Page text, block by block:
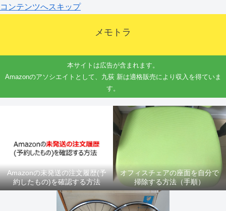
コンテンツへスキップ
メモトラ
本サイトは広告が含まれます。
Amazonのアソシエイトとして、九荻 新は適格販売により収入を得ていま
す。
Amazonの未発送の注文履歴(予
約したもの)を確認する方法
オフィスチェアの座面を自分で
掃除する方法（手順）